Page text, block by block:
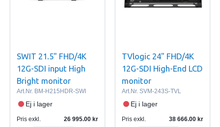
SWIT 21.5" FHD/4K
12G-SDI input High
Bright monitor
Art.Nr. BM-H215HDR-SWI
Ej i lager
Pris exkl. 26 995.00
TVlogic 24" FHD/4K
12G-SDI High-End LCD
monitor
Art.Nr. SVM-243S-TVL
Ej i lager
Pris exkl. 38 666.00